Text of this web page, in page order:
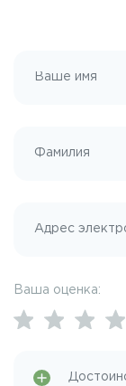
Ваша оценка: